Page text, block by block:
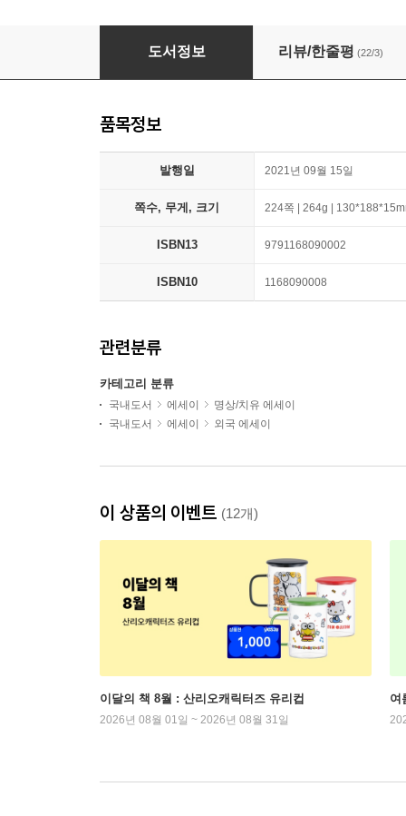
어른을 위한 수면 동화
도서정보 리뷰/한줄평 (22/3)
품목정보
발행일 2021년 09월 15일
쪽수, 무게, 크기 224쪽 | 264g |
ISBN13 9791168090002
ISBN10 1168090008
관련분류
카테고리 분류
국내도서 에세이
명상/치유 에세이
국내도서
에세이 외국 에세이
이 상품의 이벤트 (12개)
이달의 책 8월 : 산리오캐릭터즈 유리컵
2026년 08월 01일 ~ 2026년 08월 31일
여